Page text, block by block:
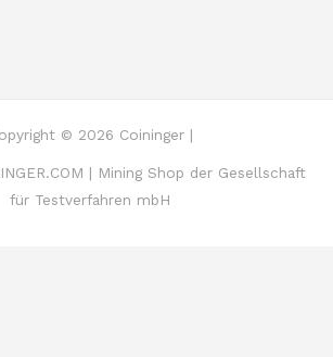
© 2026 Coininger |
| Mining Shop der Gesellschaft
für Testverfahren mbH